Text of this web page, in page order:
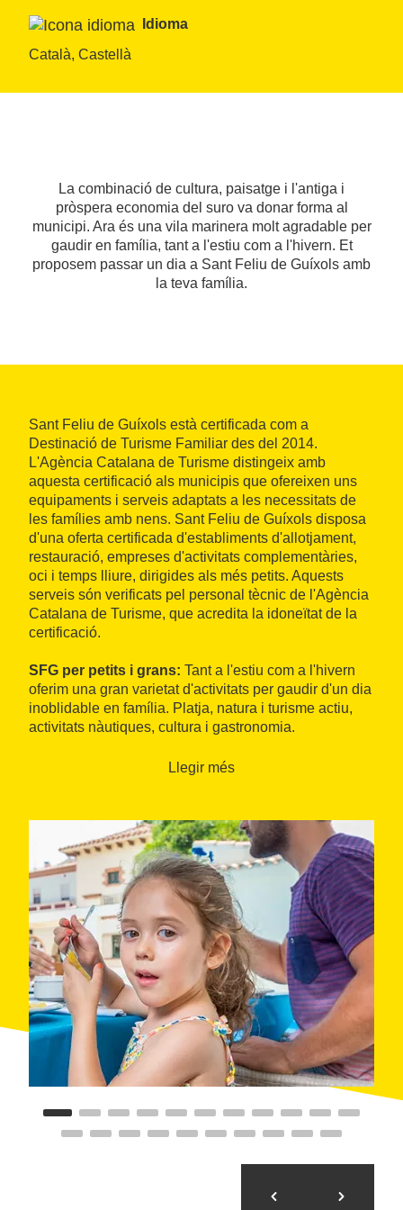
Idioma
Català, Castellà
La combinació de cultura, paisatge i l'antiga i
pròspera economia del suro va donar forma al
municipi. Ara és una vila marinera molt agradable per
gaudir en família, tant a l'estiu com a l'hivern. Et
proposem passar un dia a Sant Feliu de Guíxols amb
la teva família.
Sant Feliu de Guíxols està certificada com a
Destinació de Turisme Familiar des del 2014.
L'Agència Catalana de Turisme distingeix amb
aquesta certificació als municipis que ofereixen uns
equipaments i serveis adaptats a les necessitats de
les famílies amb nens. Sant Feliu de Guíxols disposa
d'una oferta certificada d'establiments d'allotjament,
restauració, empreses d'activitats complementàries,
oci i temps lliure, dirigides als més petits. Aquests
serveis són verificats pel personal tècnic de l'Agència
Catalana de Turisme, que acredita la idoneïtat de la
certificació.
SFG per petits i grans: Tant a l'estiu com a l'hivern
oferim una gran varietat d'activitats per gaudir d'un dia
inoblidable en família. Platja, natura i turisme actiu,
activitats nàutiques, cultura i gastronomia.
PLATGES I ACTIVITATS NÀUTIQUES:
quals destaquen la Badia de Sant Feliu i la Platja de
Sant Pol, amb les seves casetes de bany
característiques. Són platges per viure-les en família,
on a part de gaudir del bany i del sol, us convidem a
practicar alguna de les moltes activitats nàutiques per
descobrir el fons marí o gaudir de l'encant de les
petites cales, fent submarinisme, caiac, vela,windsurf,
paddlesurf, snorkel... amb una àmplia oferta
d'activitats per totes les edats; com també us
proposem fer una excursió en vaixell per passar unes
hores a alta mar, i conèixer la nostra costa des de mar
endins. A més a més, compteu amb un Club Infantil i
un Espai Nadons a amb dues platges, on podeu
gaudir d'ungran dia a la platja, amb totes les facilitats
per a famílies.
de Guíxols i a la de Sant Pol, amb una àrea de jocs
inflables, tallers i activitats lúdiques i educatives
Llegir més